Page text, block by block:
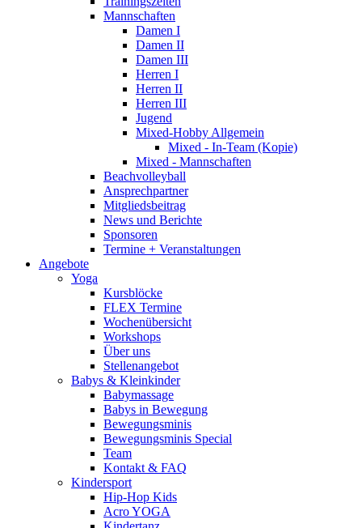
Mannschaften
Damen I
Damen II
Damen III
Herren I
Herren II
Herren III
Jugend
Mixed-Hobby Allgemein
Mixed - In-Team (Kopie)
Mixed - Mannschaften
Beachvolleyball
Ansprechpartner
Mitgliedsbeitrag
News und Berichte
Sponsoren
Termine + Veranstaltungen
Angebote
Yoga
Kursblöcke
FLEX Termine
Wochenübersicht
Workshops
Über uns
Stellenangebot
Babys & Kleinkinder
Babymassage
Babys in Bewegung
Bewegungsminis
Bewegungsminis Special
Team
Kontakt & FAQ
Kindersport
Hip-Hop Kids
Acro YOGA